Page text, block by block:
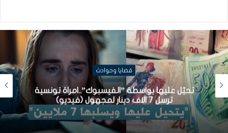
قضايا وحوادث
تحيّل عليها بواسطة ”الفيسبوك”..امراة تونسية
ترسل 7 الاف دينار لمجهول (فيديو)